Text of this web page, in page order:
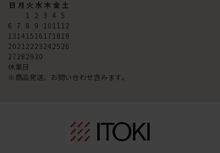
日 月 火 水 木 金 土
1 2 3 4 5
6 7 8 9 101112
13141516171819
20212223242526
27282930
休業日
※商品発送、お問い合わせ含みます。